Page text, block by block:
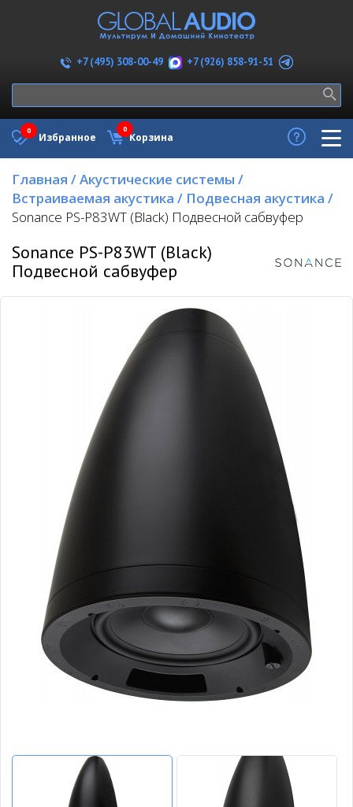
+7 (495) 308-00-49 +7 (926) 858-91-51
Избранное
0
Корзина
0
Главная /Акустические системы /
Встраиваемая акустика / Подвесная акустика /
Sonance PS-P83WT (Black) Подвесной сабвуфер
Sonance PS-P83WT (Black)
Подвесной сабвуфер